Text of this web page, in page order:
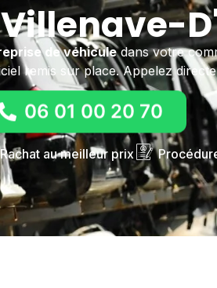
de véhiculedans votre
remis sur place. Appelez
06 01 00 20 70
Rachat au meilleur prix